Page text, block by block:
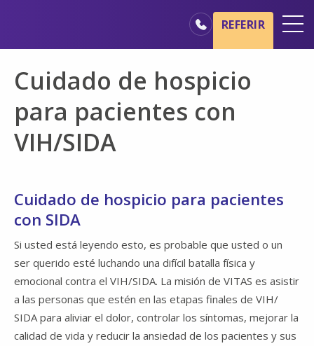
Básicos del cuidado de hospicio
Nuestros servicios
Profesionales médicos
REFERIR
Cuidado de hospicio
para pacientes con
VIH/SIDA
Cuidado de hospicio para pacientes
con SIDA
Si usted está leyendo esto, es probable que usted o un
ser querido esté luchando una difícil batalla física y
emocional contra el VIH/SIDA. La misión de VITAS es asistir
a las personas que estén en las etapas finales de VIH/
SIDA para aliviar el dolor, controlar los síntomas, mejorar la
calidad de vida y reducir la ansiedad de los pacientes y sus